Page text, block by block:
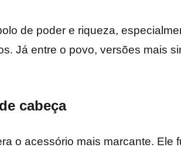
de poder e riqueza,
Já entre o povo, versões mais
cabeça
o acessório mais marcante. Ele